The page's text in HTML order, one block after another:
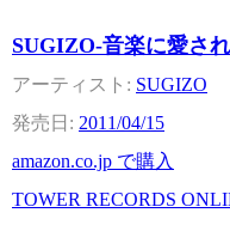
SUGIZO-音楽に愛さ
SUGIZO
2011/04/15
amazon.co.jp で購入
TOWER RECORDS